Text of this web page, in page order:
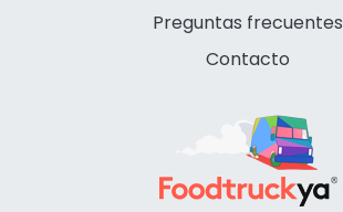
Preguntas frecuentes
Contacto